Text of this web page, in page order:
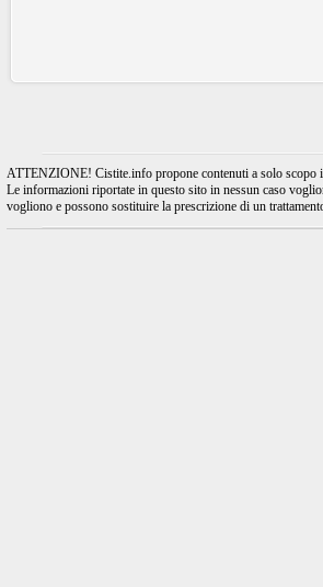
ATTENZIONE! Cistite.info propone contenuti a solo scopo
Le informazioni riportate in questo sito in nessun caso
vogliono e possono sostituire la prescrizione di un